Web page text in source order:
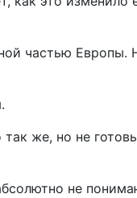
частью
же, но не
не